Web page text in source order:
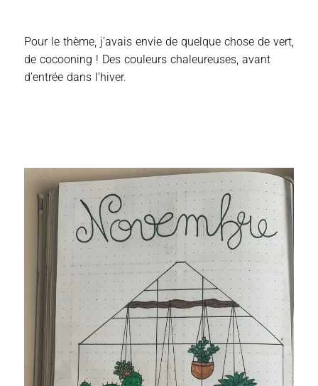
Pour le thème, j’avais envie de quelque chose de vert,
de cocooning ! Des couleurs chaleureuses, avant
d’entrée dans l’hiver.